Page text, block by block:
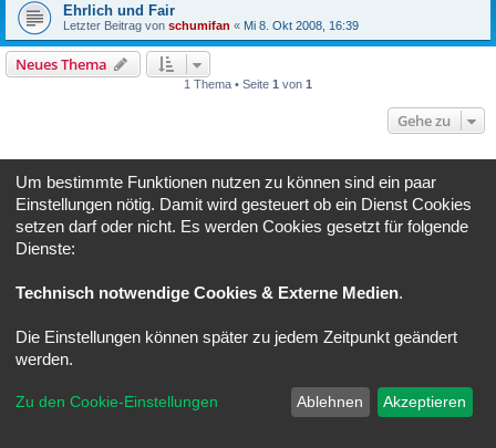
Ehrlich und Fair
Letzter Beitrag von schumifan « Mi 8. Okt 2008, 16:39
Neues Thema
1 Thema • Seite 1 von 1
Gehe zu
Du darfstkeine neuen Themen in diesem Forum erstellen.
Du darfstkeineAntworten zu Themen in diesem Forum erstellen.
Du darfst deine Beiträge in diesem Forum
nicht
ändern.
Du darfst deine Beiträge in diesem Forum nicht löschen.
Datenschutz
Nutzungsbedingungen
Um bestimmte Funktionen nutzen zu können sind ein paar
Einstellungen nötig. Damit wird gesteuert ob ein Dienst Cookies
setzen darf oder nicht. Es werden Cookies gesetzt für folgende
Dienste:
Technisch notwendige Cookies & Externe Medien.
Die Einstellungen können später zu jedem Zeitpunkt geändert
werden.
Zu den Cookie-Einstellungen Ablehnen Akzeptieren